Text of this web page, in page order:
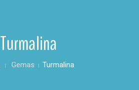
Turmalina
Gemas Turmalina